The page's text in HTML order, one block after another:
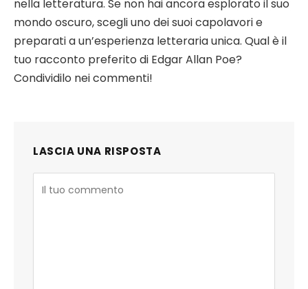
nella letteratura. Se non hai ancora esplorato il suo
mondo oscuro, scegli uno dei suoi capolavori e
preparati a un’esperienza letteraria unica. Qual è il
tuo racconto preferito di Edgar Allan Poe?
Condividilo nei commenti!
LASCIA UNA RISPOSTA